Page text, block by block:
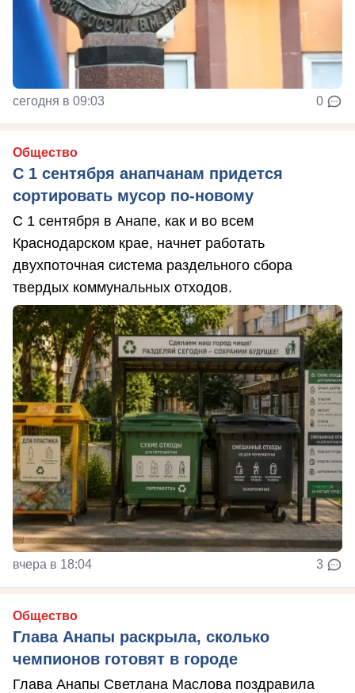
сегодня в 09:03 0
Общество
С 1 сентября анапчанам придется
сортировать мусор по-новому
С 1 сентября в Анапе, как и во всем
Краснодарском крае, начнет работать
двухпоточная система раздельного сбора
твердых коммунальных отходов.
вчера в 18:04 3
Общество
Глава Анапы раскрыла, сколько
чемпионов готовят в городе
Глава Анапы Светлана Маслова поздравила